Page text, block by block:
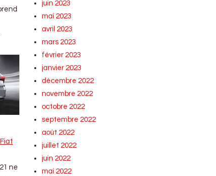
ne
juin 2023
mai 2023
avril 2023
mars 2023
février 2023
janvier 2023
décembre 2022
novembre 2022
octobre 2022
septembre 2022
août 2022
juillet 2022
juin 2022
mai 2022